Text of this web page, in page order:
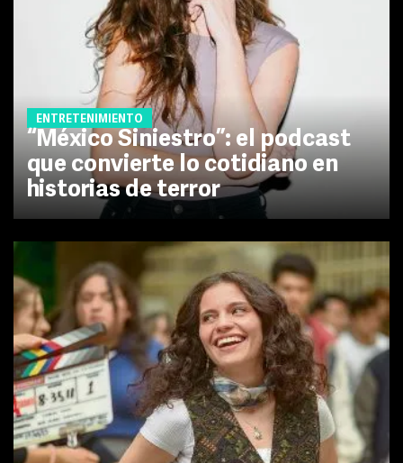
ENTRETENIMIENTO
“México Siniestro”: el podcast
que convierte lo cotidiano en
historias de terror